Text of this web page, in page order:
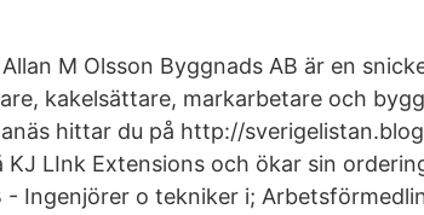
M Olsson Byggnads AB är en
kakelsättare, markarbetare och
hittar du på http://
KJ LInk Extensions och ökar sin
- Ingenjörer o tekniker i;